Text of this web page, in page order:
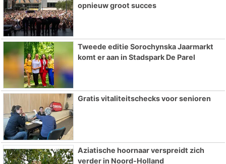
opnieuw groot succes
Tweede editie Sorochynska Jaarmarkt
komt er aan in Stadspark De Parel
Gratis vitaliteitschecks voor senioren
Aziatische hoornaar verspreidt zich
verder in Noord-Holland